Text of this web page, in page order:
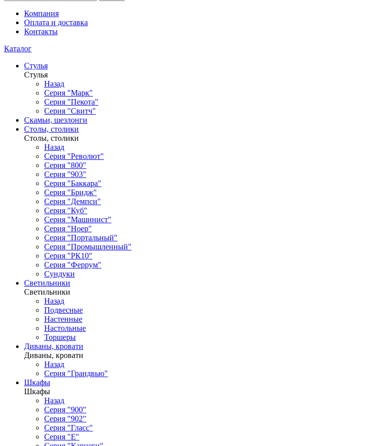
Компания
Оплата и доставка
Контакты
Каталог
Стулья
Стулья
Назад
Серия "Марк"
Серия "Пекота"
Серия "Свитч"
Скамьи, шезлонги
Столы, столики
Столы, столики
Назад
Серия "Револют"
Серия "800"
Серия "903"
Серия "Баккара"
Серия "Бридж"
Серия "Демпси"
Серия "Куб"
Серия "Машинист"
Серия "Ноер"
Серия "Портальный"
Серия "Промышленный"
Серия "РК10"
Серия "Феррум"
Сундуки
Светильники
Светильники
Назад
Подвесные
Настенные
Настольные
Торшеры
Диваны, кровати
Диваны, кровати
Назад
Серия "Грандвью"
Шкафы
Шкафы
Назад
Серия "900"
Серия "902"
Серия "Гласс"
Серия "Е"